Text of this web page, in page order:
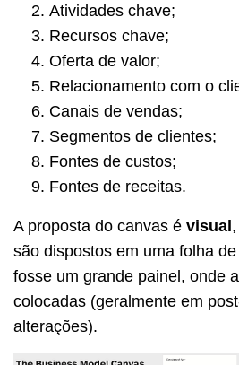
Atividades chave;
Recursos chave;
Oferta de valor;
Relacionamento com o
Canais de vendas;
Segmentos de clientes;
Fontes de custos;
Fontes de receitas.
A proposta do canvas é visual
são dispostos em uma folha
fosse um grande painel, onde
colocadas (geralmente em
alterações).